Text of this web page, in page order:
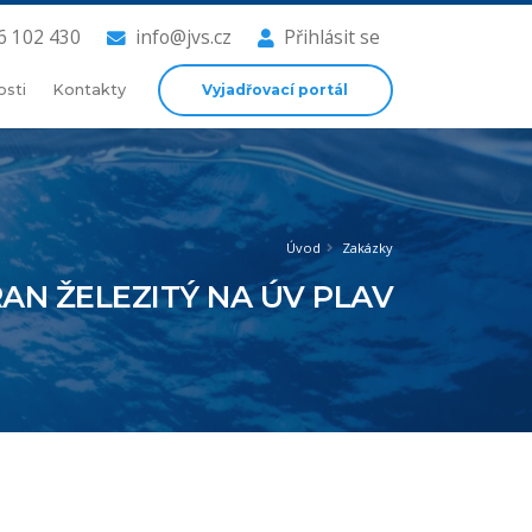
102 430 info@jvs.cz Přihlásit se
Kontakty Vyjadřovací portál
Úvod Zakázky
ŽELEZITÝ NA ÚV PLAV